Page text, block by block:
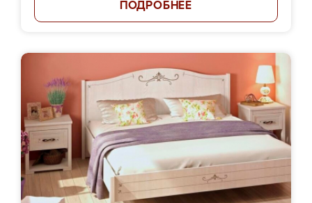
ПОДРОБНЕЕ